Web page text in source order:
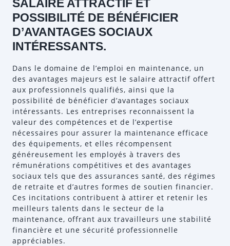
SALAIRE ATTRACTIF ET
POSSIBILITÉ DE BÉNÉFICIER
D’AVANTAGES SOCIAUX
INTÉRESSANTS.
Dans le domaine de l’emploi en maintenance, un
des avantages majeurs est le salaire attractif offert
aux professionnels qualifiés, ainsi que la
possibilité de bénéficier d’avantages sociaux
intéressants. Les entreprises reconnaissent la
valeur des compétences et de l’expertise
nécessaires pour assurer la maintenance efficace
des équipements, et elles récompensent
généreusement les employés à travers des
rémunérations compétitives et des avantages
sociaux tels que des assurances santé, des régimes
de retraite et d’autres formes de soutien financier.
Ces incitations contribuent à attirer et retenir les
meilleurs talents dans le secteur de la
maintenance, offrant aux travailleurs une stabilité
financière et une sécurité professionnelle
appréciables.